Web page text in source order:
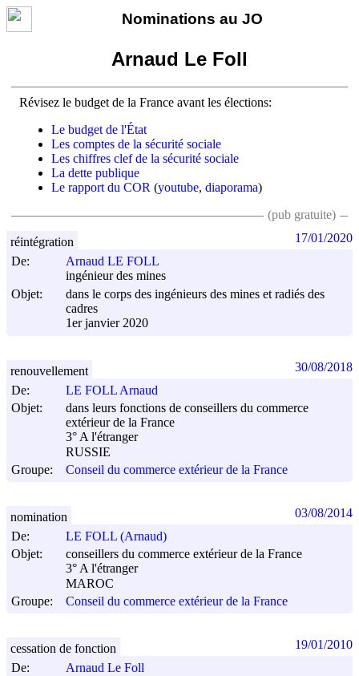
Nominations au JO
Arnaud Le Foll
Révisez le budget de la France avant les élections:
Le budget de l'État
Les comptes de la sécurité sociale
Les chiffres clef de la sécurité sociale
La dette publique
Le rapport du COR (youtube, diaporama)
(pub gratuite)
De:
Arnaud LE FOLL
ingénieur des mines
Objet:
dans le corps des ingénieurs des mines et radiés des
cadres
1er janvier 2020
réintégration 17/01/2020
De:
LE FOLL Arnaud
Objet:
dans leurs fonctions de conseillers du commerce
extérieur de la France
3° A l'étranger
RUSSIE
Groupe:
Conseil du commerce extérieur de la France
renouvellement 30/08/2018
De:
LE FOLL (Arnaud)
Objet:
conseillers du commerce extérieur de la France
3° A l'étranger
MAROC
Groupe:
Conseil du commerce extérieur de la France
nomination 03/08/2014
De:
Arnaud Le Foll
cessation de fonction 19/01/2010